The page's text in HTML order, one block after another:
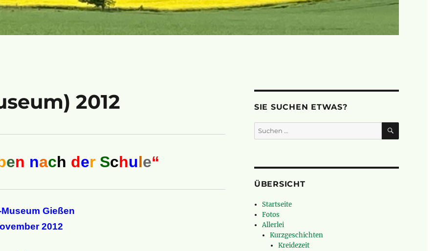
2012
en nach der Schule“
Gießen
2012
SIE SUCHEN ETWAS?
Suchen
nach:
SUCHEN
ÜBERSICHT
Startseite
Fotos
Allerlei
Kurzgeschichten
Kreidezeit